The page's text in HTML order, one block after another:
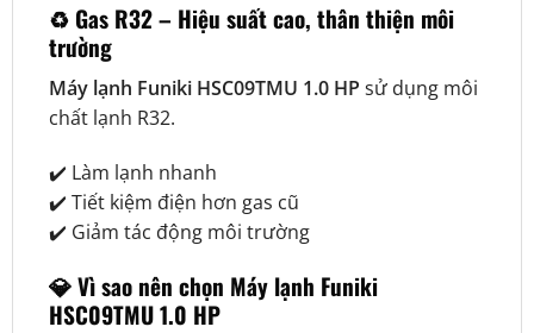
♻️ Gas R32 – Hiệu suất cao, thân thiện môi
trường
Máy lạnh Funiki HSC09TMU 1.0 HP sử dụng môi
chất lạnh R32.
✔️ Làm lạnh nhanh
✔️ Tiết kiệm điện hơn gas cũ
✔️ Giảm tác động môi trường
💎Vì sao nên chọn Máy lạnh Funiki
HSC09TMU 1.0 HP